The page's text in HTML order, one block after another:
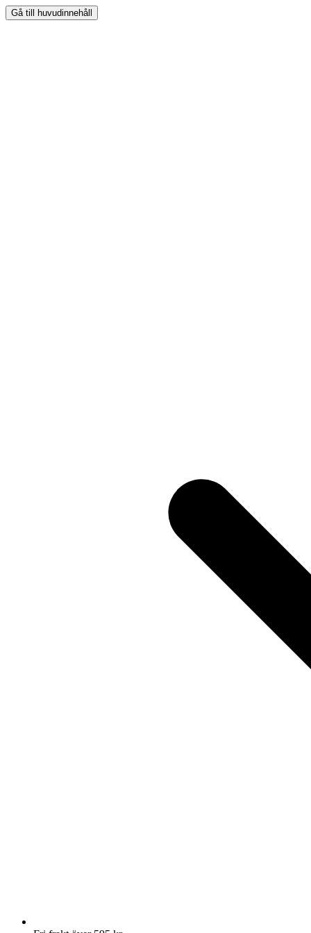
Gå till huvudinnehåll